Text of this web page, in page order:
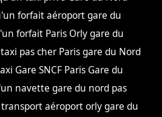
forfait aéroport gare du
forfait Paris Orly gare du
pas cher Paris gare du Nord
Gare SNCF Paris Gare du
navette gare du nord pas
aéroport orly gare du